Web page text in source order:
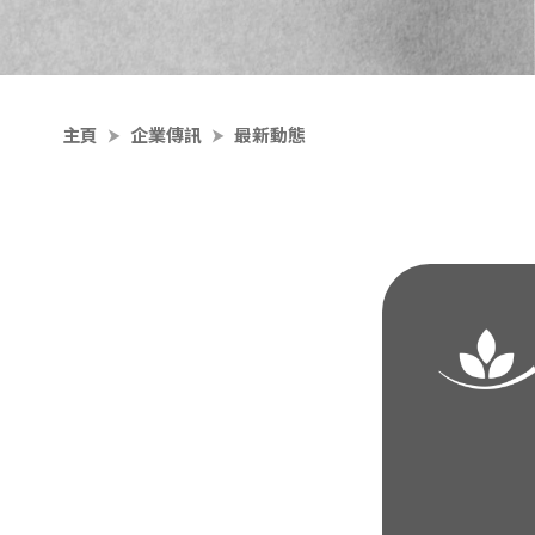
主頁 企業傳訊 最新動態